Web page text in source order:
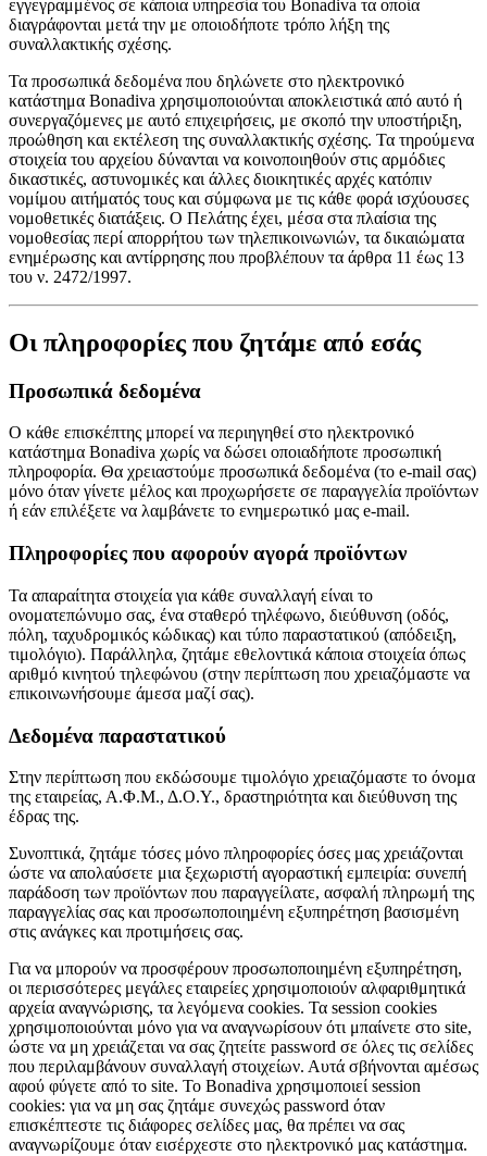
εγγεγραμμένος σε κάποια υπηρεσία του Bonadiva τα οποία
διαγράφονται μετά την με οποιοδήποτε τρόπο λήξη της
συναλλακτικής σχέσης.
Τα προσωπικά δεδομένα που δηλώνετε στο ηλεκτρονικό
κατάστημα Bonadiva χρησιμοποιούνται αποκλειστικά από αυτό ή
συνεργαζόμενες με αυτό επιχειρήσεις, με σκοπό την υποστήριξη,
προώθηση και εκτέλεση της συναλλακτικής σχέσης. Τα τηρούμενα
στοιχεία του αρχείου δύνανται να κοινοποιηθούν στις αρμόδιες
δικαστικές, αστυνομικές και άλλες διοικητικές αρχές κατόπιν
νομίμου αιτήματός τους και σύμφωνα με τις κάθε φορά ισχύουσες
νομοθετικές διατάξεις. Ο Πελάτης έχει, μέσα στα πλαίσια της
νομοθεσίας περί απορρήτου των τηλεπικοινωνιών, τα δικαιώματα
ενημέρωσης και αντίρρησης που προβλέπουν τα άρθρα 11 έως 13
του ν. 2472/1997.
Οι πληροφορίες που ζητάμε από εσάς
Προσωπικά δεδομένα
Ο κάθε επισκέπτης μπορεί να περιηγηθεί στο ηλεκτρονικό
κατάστημα Bonadiva χωρίς να δώσει οποιαδήποτε προσωπική
πληροφορία. Θα χρειαστούμε προσωπικά δεδομένα (το e-mail σας)
μόνο όταν γίνετε μέλος και προχωρήσετε σε παραγγελία προϊόντων
ή εάν επιλέξετε να λαμβάνετε το ενημερωτικό μας e-mail.
Πληροφορίες που αφορούν αγορά προϊόντων
Τα απαραίτητα στοιχεία για κάθε συναλλαγή είναι το
ονοματεπώνυμο σας, ένα σταθερό τηλέφωνο, διεύθυνση (οδός,
πόλη, ταχυδρομικός κώδικας) και τύπο παραστατικού (απόδειξη,
τιμολόγιο). Παράλληλα, ζητάμε εθελοντικά κάποια στοιχεία όπως
αριθμό κινητού τηλεφώνου (στην περίπτωση που χρειαζόμαστε να
επικοινωνήσουμε άμεσα μαζί σας).
Δεδομένα παραστατικού
Στην περίπτωση που εκδώσουμε τιμολόγιο χρειαζόμαστε το όνομα
της εταιρείας, Α.Φ.Μ., Δ.Ο.Υ., δραστηριότητα και διεύθυνση της
έδρας της.
Συνοπτικά, ζητάμε τόσες μόνο πληροφορίες όσες μας χρειάζονται
ώστε να απολαύσετε μια ξεχωριστή αγοραστική εμπειρία: συνεπή
παράδοση των προϊόντων που παραγγείλατε, ασφαλή πληρωμή της
παραγγελίας σας και προσωποποιημένη εξυπηρέτηση βασισμένη
στις ανάγκες και προτιμήσεις σας.
Για να μπορούν να προσφέρουν προσωποποιημένη εξυπηρέτηση,
οι περισσότερες μεγάλες εταιρείες χρησιμοποιούν αλφαριθμητικά
αρχεία αναγνώρισης, τα λεγόμενα cookies. Τα session cookies
χρησιμοποιούνται μόνο για να αναγνωρίσουν ότι μπαίνετε στο site,
ώστε να μη χρειάζεται να σας ζητείτε password σε όλες τις σελίδες
που περιλαμβάνουν συναλλαγή στοιχείων. Αυτά σβήνονται αμέσως
αφού φύγετε από το site. Το Bonadiva χρησιμοποιεί session
cookies: για να μη σας ζητάμε συνεχώς password όταν
επισκέπτεστε τις διάφορες σελίδες μας, θα πρέπει να σας
αναγνωρίζουμε όταν εισέρχεστε στο ηλεκτρονικό μας κατάστημα.